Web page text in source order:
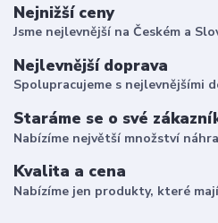
Nejnižší ceny
Jsme nejlevnější na Českém a
Nejlevnější doprava
Spolupracujeme s nejlevnějšími
Staráme se o své
Nabízíme největší množství
Kvalita a cena
Nabízíme jen produkty, které